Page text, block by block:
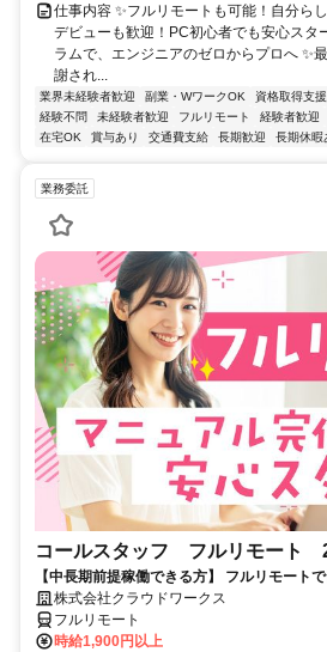
仕事内容 ✨フルリモートも可能！自分ら
デビューも歓迎！PC初心者でも安心スタ
ラムで、エンジニアのゼロからプロへ ✨
謝され...
業界未経験者歓迎 副業・WワークOK 資格取得支
経験不問
未経験者歓迎 フルリモート 経験者歓迎
在宅OK
賞与あり 交通費支給 長期歓迎 長期休暇
業務委託
コールスタッフ フルリモート
【中長期前提稼働できる方】 フルリモート
働80時間で安定収入！
株式会社クラウドワークス
フルリモート
時給1,900円以上